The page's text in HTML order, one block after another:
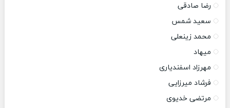
رضا صادقی
سعید شمس
محمد زینعلی
میهاد
مهرزاد اسفندیاری
فرشاد میرزایی
مرتضی خدیوی